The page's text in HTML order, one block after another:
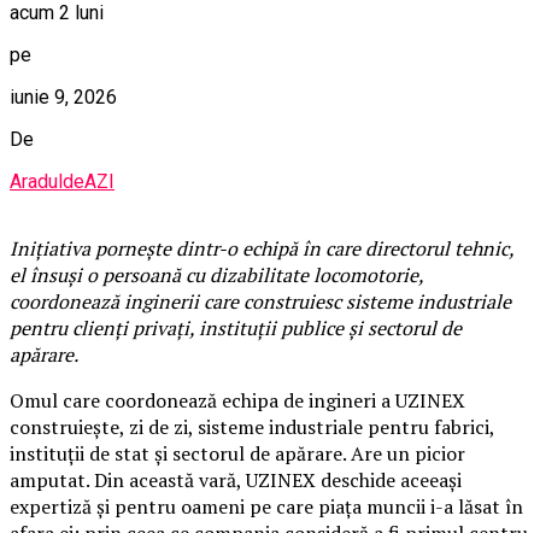
acum 2 luni
pe
iunie 9, 2026
De
AraduldeAZI
Inițiativa pornește dintr-o echipă în care directorul tehnic,
el însuși o persoană cu dizabilitate locomotorie,
coordonează inginerii care construiesc sisteme industriale
pentru clienți privați, instituții publice și sectorul de
apărare.
Omul care coordonează echipa de ingineri a UZINEX
construiește, zi de zi, sisteme industriale pentru fabrici,
instituții de stat și sectorul de apărare. Are un picior
amputat. Din această vară, UZINEX deschide aceeași
expertiză și pentru oameni pe care piața muncii i-a lăsat în